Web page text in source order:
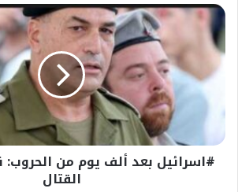
#اسرائيل
بعد
ألف
يوم
من
الحروب:
نستعد
القتال
#اسرائيل بعد ألف يوم من
القتال